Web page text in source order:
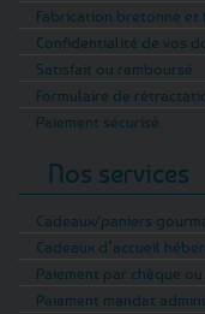
Fabrication bretonne et
Confidentialité de vos
Satisfait ou remboursé
Formulaire de
Paiement sécurisé
Nos services
Cadeaux/paniers
Cadeaux d’accueil
Paiement par chèque
Paiement mandat